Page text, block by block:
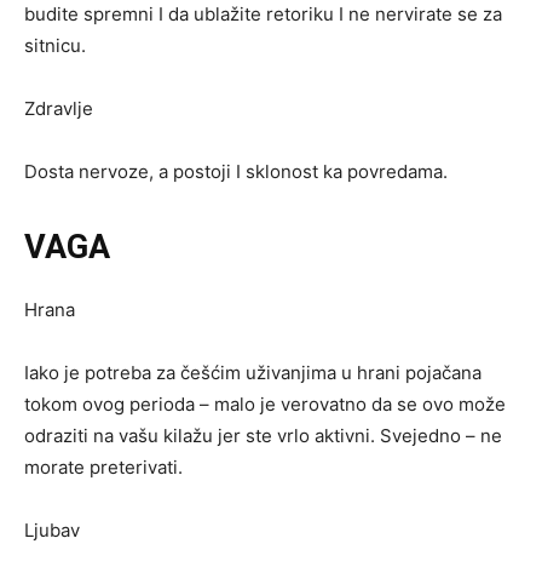
budite spremni I da ublažite retoriku I ne nervirate se za
sitnicu.
Zdravlje
Dosta nervoze, a postoji I sklonost ka povredama.
VAGA
Hrana
Iako je potreba za češćim uživanjima u hrani pojačana
tokom ovog perioda – malo je verovatno da se ovo može
odraziti na vašu kilažu jer ste vrlo aktivni. Svejedno – ne
morate preterivati.
Ljubav